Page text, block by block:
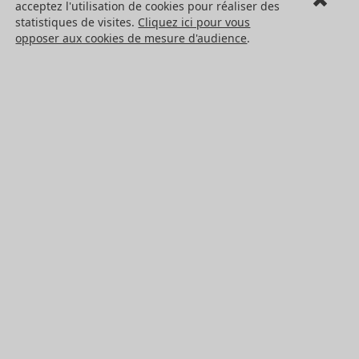
LE GROUPE HPC
acceptez l'utilisation de cookies pour réaliser des
statistiques de visites. Cliquez ici pour vous
opposer aux cookies de mesure d'audience.